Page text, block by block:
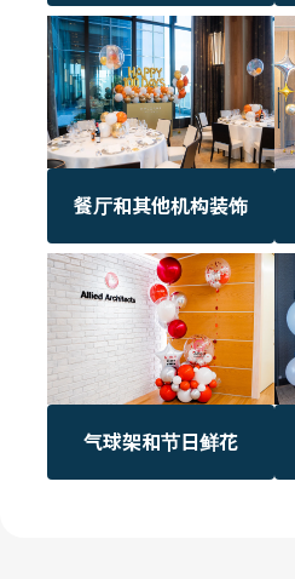
餐厅和其他机构装饰
气球架和节日鲜花